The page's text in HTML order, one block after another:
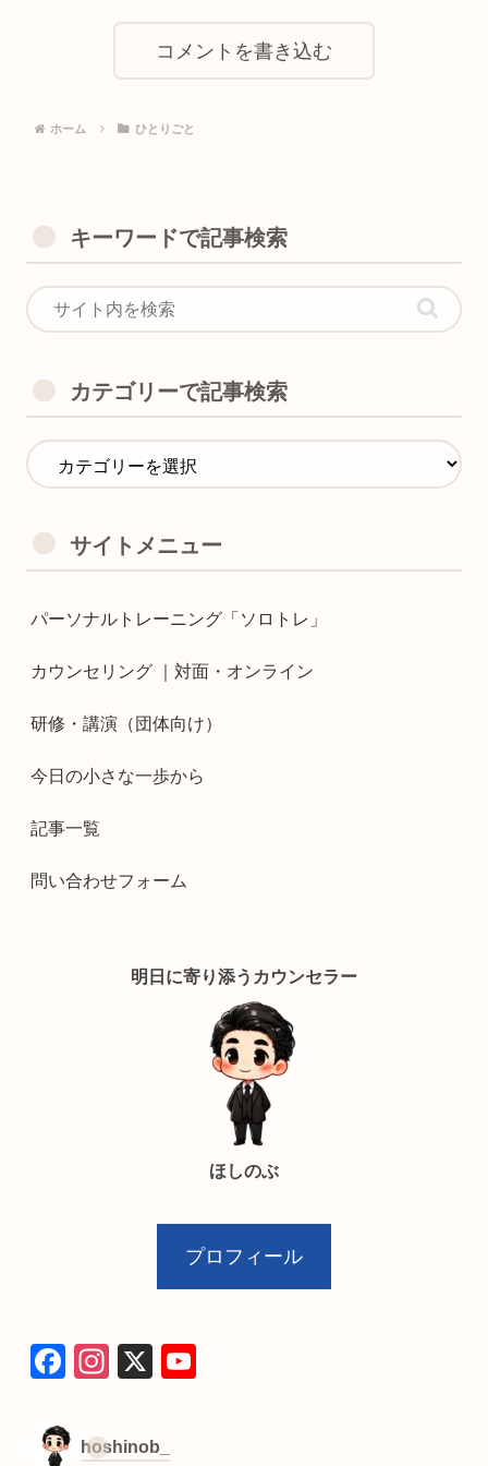
コメントを書き込む
ホーム ひとりごと
キーワードで記事検索
カテゴリーで記事検索
サイトメニュー
パーソナルトレーニング「ソロトレ」
カウンセリング ｜対面・オンライン
研修・講演（団体向け）
今日の小さな一歩から
記事一覧
問い合わせフォーム
明日に寄り添うカウンセラー
ほしのぶ
プロフィール
F
c
In
a
X
hoshinob_